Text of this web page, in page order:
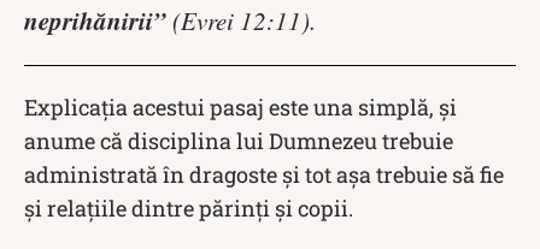
neprihănirii” (Evrei 12:11).
Explicaţia acestui pasaj este una simplă, și
anume că disciplina lui Dumnezeu trebuie
administrată în dragoste şi tot aşa trebuie să fie
şi relaţiile dintre părinţi şi copii.